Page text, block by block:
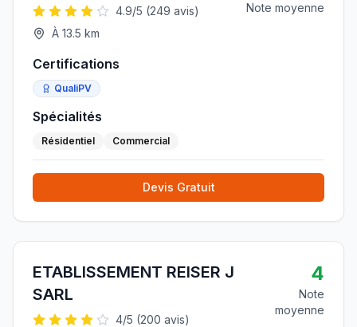
4.9/5 (249 avis)
À 13.5 km
Note moyenne
Certifications
QualiPV
Spécialités
Résidentiel Commercial
Devis Gratuit
ETABLISSEMENT REISER J
SARL
4/5 (200 avis)
4
Note
moyenne